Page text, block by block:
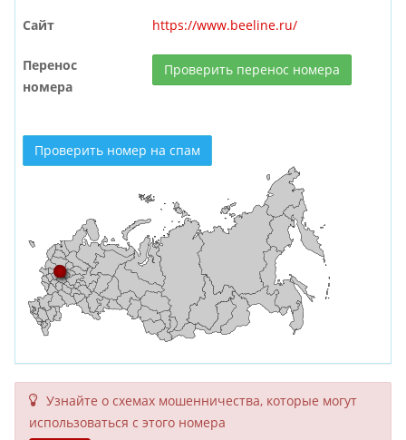
Сайт https://www.beeline.ru/
Перенос
номера
Проверить перенос номера
Проверить номер на спам
Узнайте о схемах мошенни­чества, кото­рые могут
исполь­зоваться с этого номера